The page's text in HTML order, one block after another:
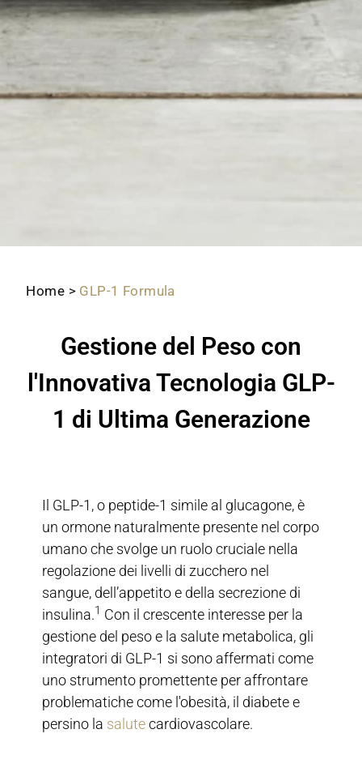
Home > GLP-1 Formula
Gestione del Peso con
l'Innovativa Tecnologia GLP-
1 di Ultima Generazione
Il GLP-1, o peptide-1 simile al glucagone, è
un ormone naturalmente presente nel corpo
umano che svolge un ruolo cruciale nella
regolazione dei livelli di zucchero nel
sangue, dell’appetito e della secrezione di
insulina.1 Con il crescente interesse per la
gestione del peso e la salute metabolica, gli
integratori di GLP-1 si sono affermati come
uno strumento promettente per affrontare
problematiche come l'obesità, il diabete e
persino la salutecardiovascolare.